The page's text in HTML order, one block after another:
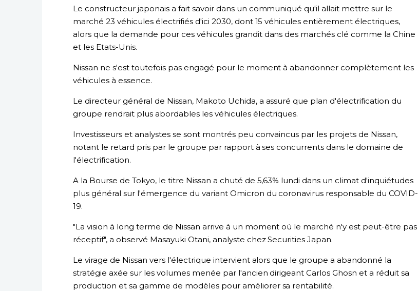
Le constructeur japonais a fait savoir dans un communiqué qu'il allait mettre sur le
marché 23 véhicules électrifiés d'ici 2030, dont 15 véhicules entièrement électriques,
alors que la demande pour ces véhicules grandit dans des marchés clé comme la Chine
et les Etats-Unis.
Nissan ne s'est toutefois pas engagé pour le moment à abandonner complètement les
véhicules à essence.
Le directeur général de Nissan, Makoto Uchida, a assuré que plan d'électrification du
groupe rendrait plus abordables les véhicules électriques.
Investisseurs et analystes se sont montrés peu convaincus par les projets de Nissan,
notant le retard pris par le groupe par rapport à ses concurrents dans le domaine de
l'électrification.
A la Bourse de Tokyo, le titre Nissan a chuté de 5,63% lundi dans un climat d'inquiétudes
plus général sur l'émergence du variant Omicron du coronavirus responsable du COVID-
19.
"La vision à long terme de Nissan arrive à un moment où le marché n'y est peut-être pas
réceptif", a observé Masayuki Otani, analyste chez Securities Japan.
Le virage de Nissan vers l'électrique intervient alors que le groupe a abandonné la
stratégie axée sur les volumes menée par l'ancien dirigeant Carlos Ghosn et a réduit sa
production et sa gamme de modèles pour améliorer sa rentabilité.